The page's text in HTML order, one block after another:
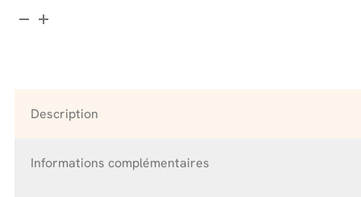
quantité
Description
Informations complémentaires